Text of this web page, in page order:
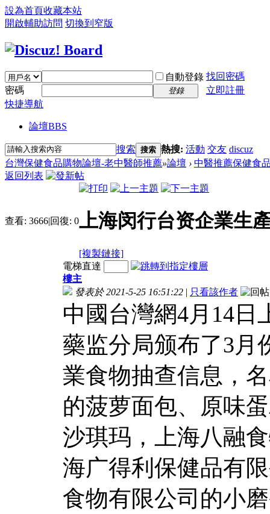
設為首頁收藏本站
開啟輔助訪問 切換到窄版
自動登錄 找回密碼
密碼
登錄
立即註冊
快捷導航
論壇BBS
搜索 搜索 熱搜: 活動 交友 discuz
台灣保健食品購物論壇-老中醫師推薦»論壇 › 中醫推薦保健食
返回列表
查看: 3666|回復: 0上海闵行台资企業生
[複製鏈接]
電梯直達
樓主
發表於 2021-5-25 16:51:22 | 只看該作者
中國台灣網4月14
藥监分局颁布了3月
業食物抽查信息，
的菠萝面包、原味
沙琪玛，上海八融
海广得利保健品有
食物有限公司的小